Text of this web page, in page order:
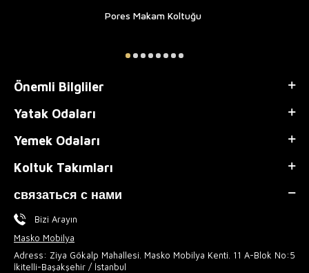
Pores Makam Koltuğu
Önemli Bilgliler
Yatak Odaları
Yemek Odaları
Koltuk Takımları
связаться с нами
Bizi Arayın
Masko Mobilya
Adress: Ziya Gökalp Mahallesi. Masko Mobilya Kenti. 11 A-Blok No:5
İkitelli-Başakşehir / İstanbul